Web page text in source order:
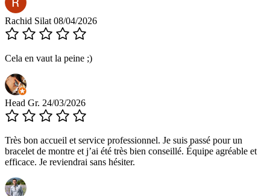
Rachid Silat 08/04/2026
Cela en vaut la peine ;)
Head Gr. 24/03/2026
Très bon accueil et service professionnel. Je suis passé pour un
bracelet de montre et j’ai été très bien conseillé. Équipe agréable et
efficace. Je reviendrai sans hésiter.